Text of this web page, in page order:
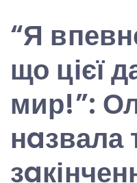
“Я
що цієї
мир!”:
нaзвала